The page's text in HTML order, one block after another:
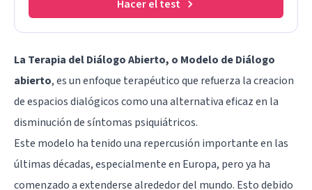
Hacer el test
La Terapia del Diálogo Abierto, o Modelo de Diálogo
abierto, es un enfoque terapéutico que refuerza la creacion
de espacios dialógicos como una alternativa eficaz en la
disminución de síntomas psiquiátricos.
Este modelo ha tenido una repercusión importante en las
últimas décadas, especialmente en Europa, pero ya ha
comenzado a extenderse alrededor del mundo. Esto debido